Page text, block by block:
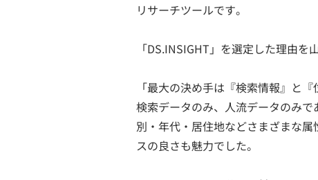
リサーチツールです。
「DS.INSIGHT」を選定した理由を
「最大の決め手は『検索情報』と
検索データのみ、人流データのみ
別・年代・居住地などさまざまな
スの良さも魅力でした。